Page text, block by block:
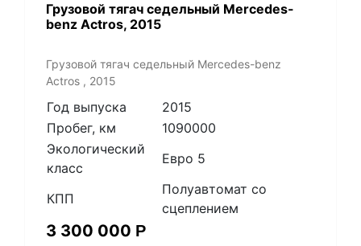
Грузовой тягач седельный Mercedes-
benz Actros, 2015
Грузовой тягач седельный Mercedes-benz
Actros , 2015
Год выпуска
2015
Пробег, км
1090000
Экологический
класс
Евро 5
КПП
Полуавтомат со
сцеплением
3 300 000 Р